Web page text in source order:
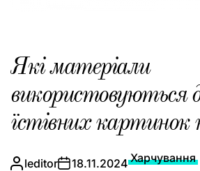
Які матеріали
використовуються
їстівних
leditor 18.11.2024 Харчування